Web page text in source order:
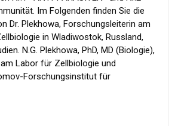
Im Folgenden finden Sie die
Dr. Plekhowa, Forschungsleiterin am
in Wladiwostok, Russland,
N.G. Plekhowa, PhD, MD (Biologie),
Labor für Zellbiologie und
Forschungsinstitut für